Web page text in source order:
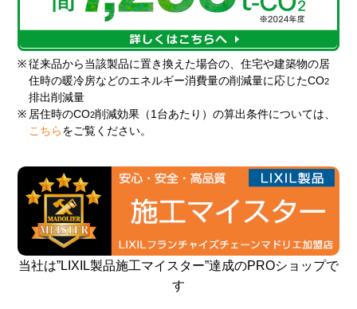
※ 従来品から当該製品に置き換えた場合の、住宅や建築物の居
住時の暖冷房などのエネルギー消費量の削減量に応じたCO2
排出削減量
※ 居住時のCO2削減効果（1台あたり）の算出条件については、
こちら をご覧ください。
当社は”LIXIL製品施工マイスター”達成のPROショップで
す